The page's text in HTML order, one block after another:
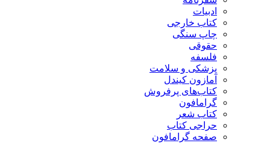
ادبیات
کتاب خارجی
چاپ سنگی
حقوقی
فلسفه
پزشکی و سلامت
آمازون کیندل
کتاب‌های پرفروش
گرامافون
کتاب شعر
حراجی کتاب
صفحه گرامافون